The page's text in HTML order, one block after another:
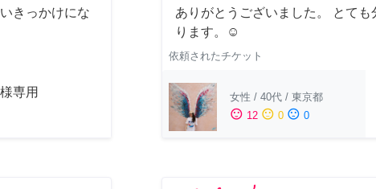
きっかけにな
専用
ありがとうございました。 とて
ります。☺️
依頼されたチケット
女性 / 40代 / 東京都
sentiment_satisfied 12 sentiment_neutral 0 sentiment_dissatisfied 0